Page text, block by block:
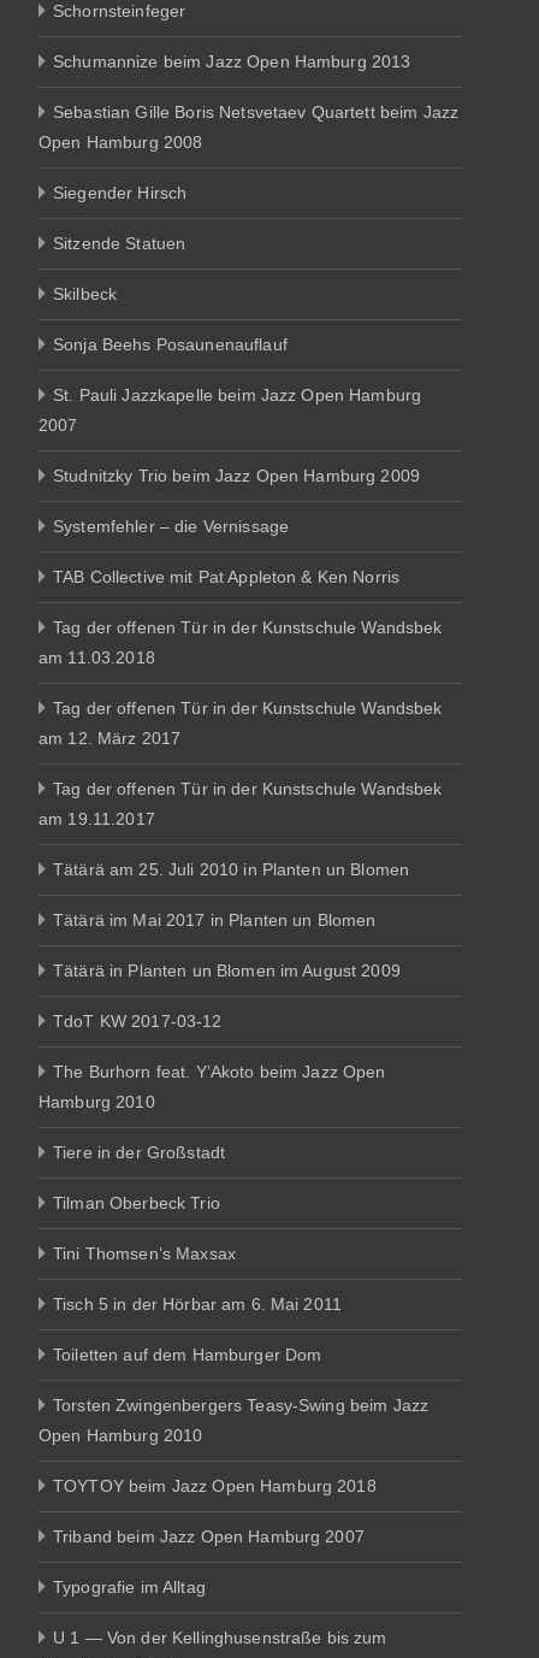
Schornsteinfeger
Schumannize beim Jazz Open Hamburg 2013
Sebastian Gille Boris Netsvetaev Quartett beim Jazz
Open Hamburg 2008
Siegender Hirsch
Sitzende Statuen
Skilbeck
Sonja Beehs Posaunenauflauf
St. Pauli Jazzkapelle beim Jazz Open Hamburg
2007
Studnitzky Trio beim Jazz Open Hamburg 2009
Systemfehler – die Vernissage
TAB Collective mit Pat Appleton & Ken Norris
Tag der offenen Tür in der Kunstschule Wandsbek
am 11.03.2018
Tag der offenen Tür in der Kunstschule Wandsbek
am 12. März 2017
Tag der offenen Tür in der Kunstschule Wandsbek
am 19.11.2017
Tätärä am 25. Juli 2010 in Planten un Blomen
Tätärä im Mai 2017 in Planten un Blomen
Tätärä in Planten un Blomen im August 2009
TdoT KW 2017-03-12
The Burhorn feat. Y’Akoto beim Jazz Open
Hamburg 2010
Tiere in der Großstadt
Tilman Oberbeck Trio
Tini Thomsen’s Maxsax
Tisch 5 in der Hörbar am 6. Mai 2011
Toiletten auf dem Hamburger Dom
Torsten Zwingenbergers Teasy-Swing beim Jazz
Open Hamburg 2010
TOYTOY beim Jazz Open Hamburg 2018
Triband beim Jazz Open Hamburg 2007
Typografie im Alltag
U 1 — Von der Kellinghusenstraße bis zum